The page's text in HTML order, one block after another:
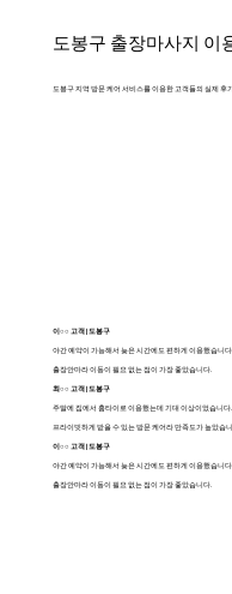
이○○ 고객 | 도봉구
야간 예약이 가능해서 늦은 시간에도 편하게 이용했습니다.
출장안마라 이동이 필요 없는 점이 가장 좋았습니다.
최○○ 고객 | 도봉구
주말에 집에서 홈타이로 이용했는데 기대 이상이었습니다.
프라이빗하게 받을 수 있는 방문 케어라 만족도가 높았습
이○○ 고객 | 도봉구
야간 예약이 가능해서 늦은 시간에도 편하게 이용했습니다.
출장안마라 이동이 필요 없는 점이 가장 좋았습니다.
도봉구 출장마사지 이
도봉구 지역 방문 케어 서비스를 이용한 고객들의 실제 후